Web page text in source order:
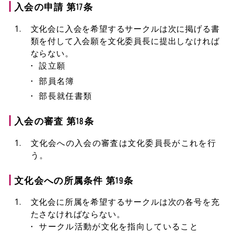
入会の申請 第17条
文化会に入会を希望するサークルは次に掲げる書
類を付して入会願を文化委員長に提出しなければ
ならない。
設立願
部員名簿
部長就任書類
入会の審査 第18条
文化会への入会の審査は文化委員長がこれを行
う。
文化会への所属条件 第19条
文化会に所属を希望するサークルは次の各号を充
たさなければならない。
サークル活動が文化を指向していること